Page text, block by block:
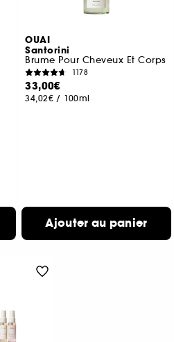
OUAI
Santorini
Brume Pour Cheveux Et Corps
1178
33,00€
34,02€ / 100ml
Ajouter au panier